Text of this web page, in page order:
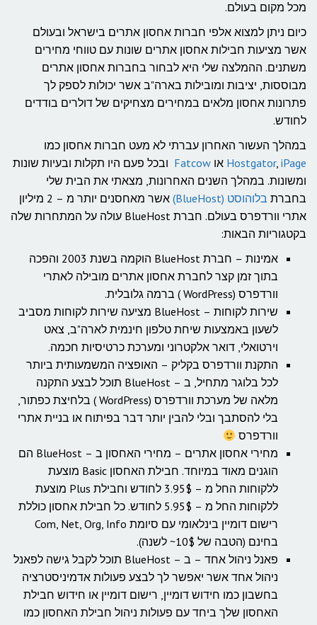
מכל מקום בעולם.
כיום ניתן למצוא אלפי חברות אחסון אתרים בישראל ובעולם
אשר מציעות חבילות אחסון אתרים שונות עם טווחי מחירים
משתנים. ההמלצה שלי היא לבחור בחברות אחסון אתרים
מבוססות, יציבות ומובילות בארה"ב אשר יכולות לספק לך
פתרונות אחסון מלאים במחירים מצחיקים של דולרים בודדים
לחודש.
במהלך העשור האחרון עברתי לא מעט חברות אחסון כמו
Hostgator, iPage או Fatcow ובכל פעם היו תקלות ובעיות שונות
ומשונות. במהלך השנים האחרונות, מצאתי את הבית שלי
בחברת בלוהוסט (BlueHost)
אשר מאחסנים יותר מ – 2 מיליון
אתרי וורדפרס בעולם. חברת BlueHost עולה על המתחרות שלה
בקטגוריות הבאות:
אמינות – חברת BlueHost הוקמה בשנת 2003 והפכה
בתוך זמן קצר לחברת אחסון אתרים מובילה לאתרי
וורדפרס (WordPress ) ברמה גלובלית.
שירות לקוחות – BlueHost מציעה שירות לקוחות מסביב
לשעון באמצעות שיחת טלפון חינמית לארה"ב, צאט
וירטואלי, דואר אלקטרוני ומערכת כרטיסיות חכמה.
התקנת וורדפרס בקליק – האופציה המשמעותית ביותר
לכל בלוגר מתחיל, ב – BlueHost תוכל לבצע התקנה
מלאה של מערכת וורדפרס (WordPress ) בלחיצת כפתור,
בלי להסתבך ובלי להבין יותר דבר בפיתוח או בניית אתרי
וורדפרס
מחירי אחסון אתרים – מחירי האחסון ב – BlueHost הם
הוגנים מאוד במיוחד. חבילת האחסון Basic מוצעת
ללקוחות החל מ – 3.95$ לחודש וחבילת Plus מוצעת
ללקוחות החל מ – 5.95$ לחודש. כל חבילת אחסון כוללת
רישום דומיין בינלאומי עם סיומת Com, Net, Org, Info
בחינם (הטבה של 10$~ לשנה).
פאנל ניהול אחד – ב – BlueHost תוכל לקבל גישה לפאנל
ניהול אחד אשר יאפשר לך לבצע פעולות אדמיניסטרציה
בחשבון כמו חידוש דומיין, רישום דומיין או חידוש חבילת
האחסון שלך ביחד עם פעולות ניהול חבילת האחסון כמו